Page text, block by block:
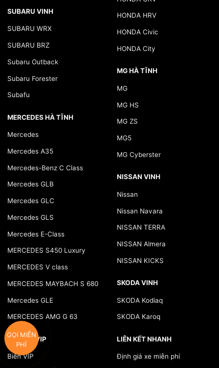
SUBARU VINH
SUBARU WRX
SUBARU BRZ
Subaru Outback
Subaru Forester
Subafu
MERCEDES HÀ TĨNH
Mercedes
Mercedes A35
Mercedes-Benz C Class
Mercedes GLB
Mercedes GLC
Mercedes GLS
Mercedes E-Class
MERCEDES S450 Luxury
MERCEDES V class
MERCEDES MAYBACH S 680
Mercedes GLE
MERCEDES AMG G 63
BIỂN SỐ VIP
Biển VIP
HONDA HRV
HONDA Civic
HONDA City
MG HÀ TĨNH
MG
MG HS
MG ZS
MG5
MG Cyberster
NISSAN VINH
Nissan
Nissan Navara
NISSAN TERRA
NISSAN Almera
NISSAN KICKS
SKODA VINH
SKODA Kodiaq
SKODA Karoq
LIÊN KẾT NHANH
Định giá xe miễn phí
GỌI MIỄN
PHÍ